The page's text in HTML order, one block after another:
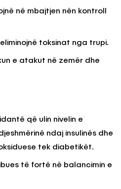
në mbajtjen nën kontroll
toksinat nga trupi.
e atakut në zemër dhe
që ulin nivelin e
ndaj insulinës dhe
tek diabetikët.
të fortë në balancimin e